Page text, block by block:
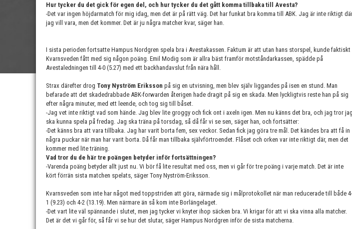
Hur tycker du det gick för egen del, och hur tycker du det gått komma tillbaka till Avesta?
-Det var ingen höjdarmatch för mig idag, men det är på rätt väg. Det har funkat bra komma till ABK. Jag är inte riktigt
jag vill vara, men det kommer. Det är ju några matcher kvar, säger han.
I sista perioden fortsatte Hampus Nordgren spela bra i Avestakassen. Faktum är att utan hans storspel, kunde faktiskt
Kvarnsveden fått med sig någon poäng. Emil Modig som är allra bäst framför motståndarkassen, spädde på
Avestaledningen till 4-0 (5.27) med ett backhandavslut från nära håll.
Strax därefter drog Tony Nyström Eriksson på sig en utvisning, men blev själv liggandes på isen en stund. Man
befarade att det skadedrabbade ABK-forwarden återigen hade dragit på sig en skada. Men lyckligtvis reste han på sig
efter några minuter, med ett leende, och tog sig till båset.
-Jag vet inte riktigt vad som hände. Jag blev lite groggy och fick ont i axeln igen. Men nu känns det bra, och jag tror jag
ska kunna spela på fredag. Jag ska träna på torsdag, så då får vi se sen, säger han, och fortsätter:
-Det känns bra att vara tillbaka. Jag har varit borta fem, sex veckor. Sedan fick jag göra tre mål. Det kändes bra att få in
några puckar när man har varit borta. Då får man tillbaka självförtroendet. Flåset och orken var inte riktigt där, men det
kommer med lite träning.
Vad tror du de här tre poängen betyder inför fortsättningen?
-Varenda poäng betyder allt just nu. Vi bör få lite resultat med oss, men vi går för tre poäng i varje match. Det är inte
kört förrän sista matchen spelats, säger Tony Nyström-Eriksson.
Kvarnsveden som inte har något med toppstriden att göra, närmade sig i målprotokollet när man reducerade till både 4-
1 (9.23) och 4-2 (13.19). Men närmare än så kom inte Borlängelaget.
-Det vart lite väl spännande i slutet, men jag tycker vi knyter ihop säcken bra. Vi krigar för att vi ska vinna alla matcher.
Det är det vi går för, så får vi se hur det slutar, säger Hampus Nordgren inför de sista matcherna.